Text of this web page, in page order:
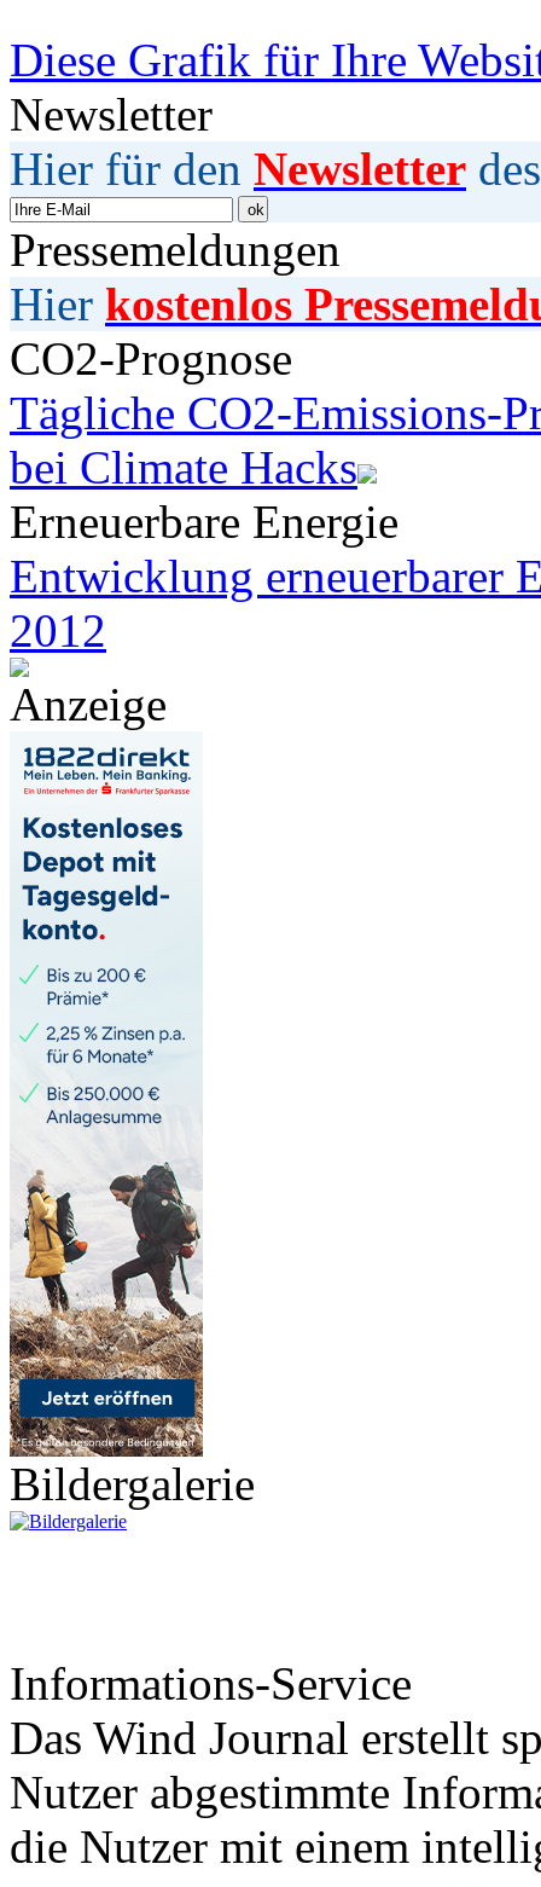
Diese Grafik für Ihre
Newsletter
Hier für den Newsletter
Pressemeldungen
Hier kostenlos
CO2-Prognose
Tägliche CO2-Emissions-
bei Climate Hacks
Erneuerbare Energie
Entwicklung erneuerbarer
2012
Anzeige
Bildergalerie
Informations-Service
Das Wind Journal erstellt
Nutzer abgestimmte
die Nutzer mit einem